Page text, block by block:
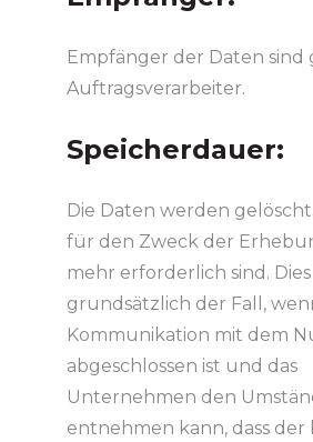
Empfänger der Daten sind
Auftragsverarbeiter.
Speicherdauer:
Die Daten werden
für den Zweck der
mehr erforderlich sind. Dies
grundsätzlich der Fall,
Kommunikation mit dem
abgeschlossen ist und das
Unternehmen den
entnehmen kann, dass